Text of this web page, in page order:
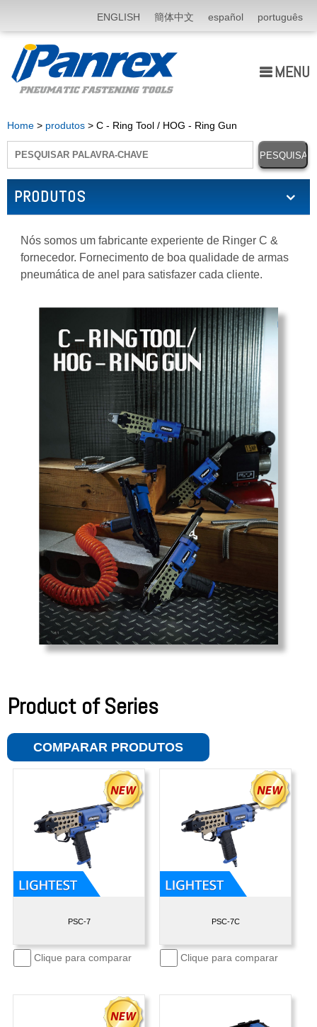
ENGLISH 簡体中文 español português
MENU
produtos
Application
notícia
E-catálogo
Fale Conosco
Home > produtos > C - Ring Tool / HOG - Ring Gun
PRODUTOS
Nós somos um fabricante experiente de Ringer C &
fornecedor. Fornecimento de boa qualidade de armas
pneumática de anel para satisfazer cada cliente.
Product of Series
COMPARAR PRODUTOS
Clique para comparar
PSC-7
Clique para comparar
PSC-7C